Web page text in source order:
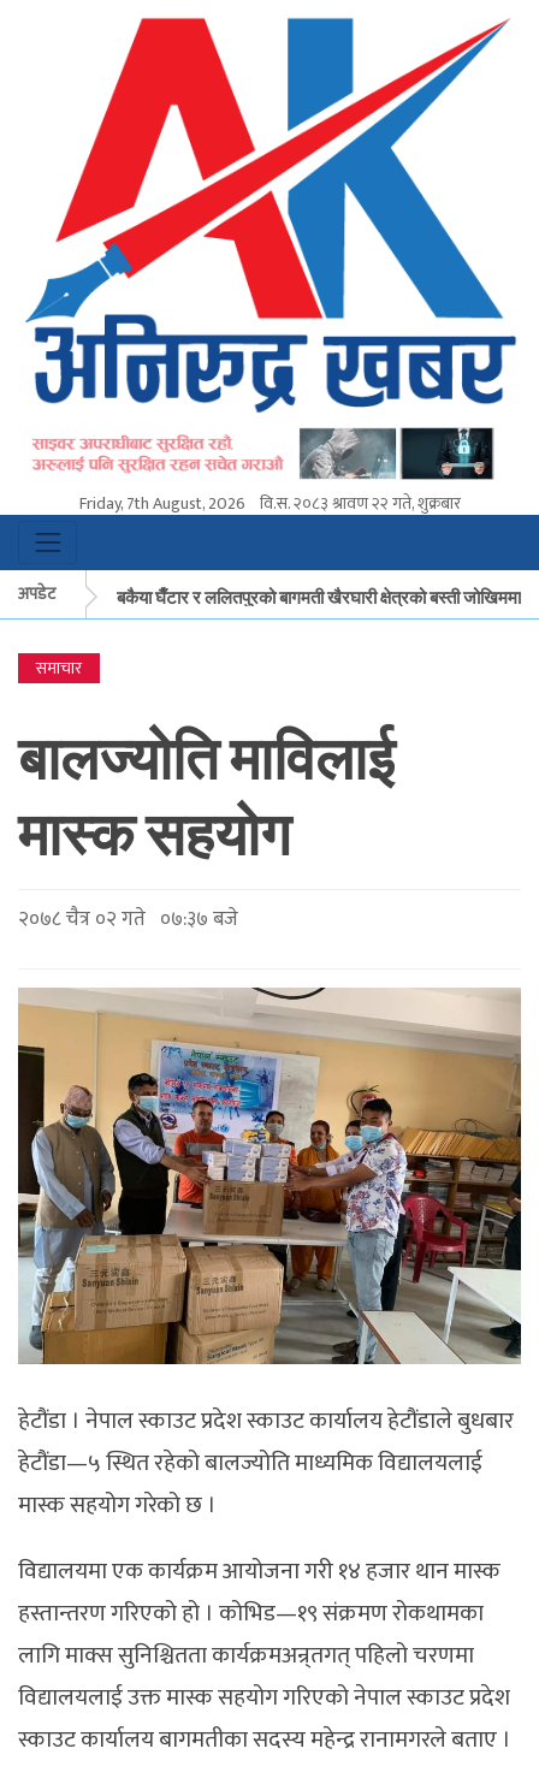
Friday, 7th August, 2026 वि.स.२०८३ श्रावण २२ गते, शुक्रबार
अपडेट
मकवानपुरको बकैया घैँटार र ललितपुरको बागमती खैरघारी क्षेत्रको बस्ती जोखिममा
समाचार
बालज्योति माविलाई
मास्क सहयोग
२०७८ चैत्र ०२ गते ०७:३७ बजे
हेटौंडा । नेपाल स्काउट प्रदेश स्काउट कार्यालय हेटौंडाले बुधबार
हेटौंडा—५ स्थित रहेको बालज्योति माध्यमिक विद्यालयलाई
मास्क सहयोग गरेको छ ।
विद्यालयमा एक कार्यक्रम आयोजना गरी १४ हजार थान मास्क
हस्तान्तरण गरिएको हो । कोभिड—१९ संक्रमण रोकथामका
लागि माक्स सुनिश्चितता कार्यक्रमअन्र्तगत् पहिलो चरणमा
विद्यालयलाई उक्त मास्क सहयोग गरिएको नेपाल स्काउट प्रदेश
स्काउट कार्यालय बागमतीका सदस्य महेन्द्र रानामगरले बताए ।